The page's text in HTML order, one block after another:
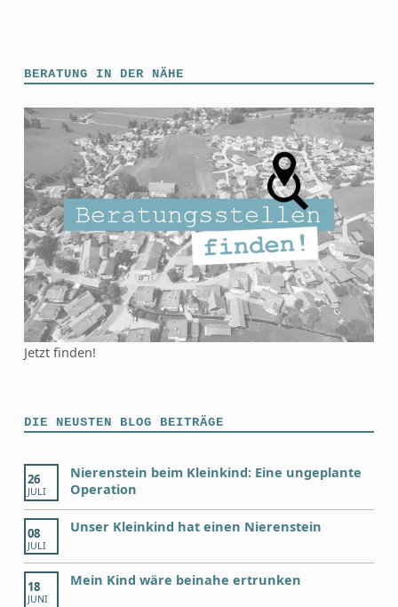
BERATUNG IN DER NÄHE
Jetzt finden!
DIE NEUSTEN BLOG BEITRÄGE
26
JULI
Nierenstein beim Kleinkind: Eine ungeplante
Operation
08
JULI
Unser Kleinkind hat einen Nierenstein
18
JUNI
Mein Kind wäre beinahe ertrunken